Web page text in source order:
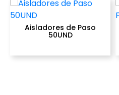
Aisladores de Paso
50UND